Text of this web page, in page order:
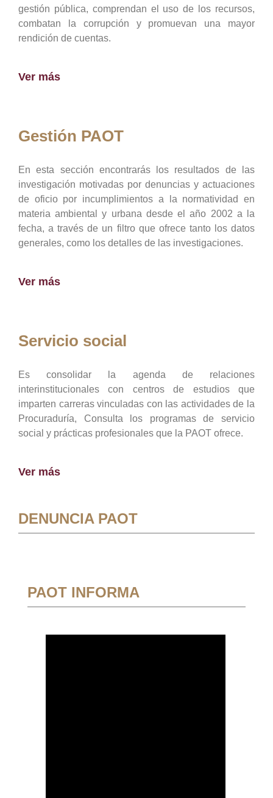
gestión pública, comprendan el uso de los recursos,
combatan la corrupción y promuevan una mayor
rendición de cuentas.
Ver más
Gestión PAOT
En esta sección encontrarás los resultados de las
investigación motivadas por denuncias y actuaciones
de oficio por incumplimientos a la normatividad en
materia ambiental y urbana desde el año 2002 a la
fecha, a través de un filtro que ofrece tanto los datos
generales, como los detalles de las investigaciones.
Ver más
Servicio social
Es consolidar la agenda de relaciones
interinstitucionales con centros de estudios que
imparten carreras vinculadas con las actividades de la
Procuraduría, Consulta los programas de servicio
social y prácticas profesionales que la PAOT ofrece.
Ver más
DENUNCIA PAOT
PAOT INFORMA